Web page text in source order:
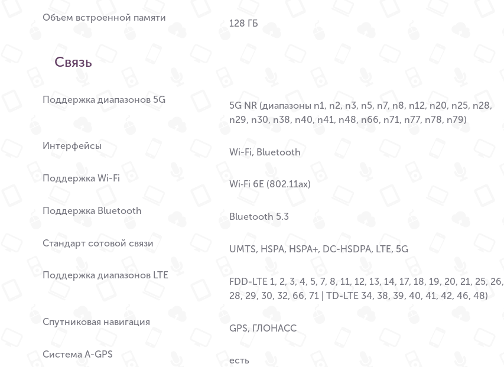
Объем встроенной памяти
128 ГБ
Связь
Поддержка диапазонов 5G
5G NR (диапазоны n1, n2, n3, n5, n7, n8, n12, n20, n25, n28,
n29, n30, n38, n40, n41, n48, n66, n71, n77, n78, n79)
Интерфейсы
Wi-Fi, Bluetooth
Поддержка Wi-Fi
Wi‑Fi 6E (802.11ax)
Поддержка Bluetooth
Bluetooth 5.3
Стандарт сотовой связи
UMTS, HSPA, HSPA+, DC-HSDPA, LTE, 5G
Поддержка диапазонов LTE
FDD-LTE 1, 2, 3, 4, 5, 7, 8, 11, 12, 13, 14, 17, 18, 19, 20, 21, 25, 26,
28, 29, 30, 32, 66, 71 | TD-LTE 34, 38, 39, 40, 41, 42, 46, 48)
Спутниковая навигация
GPS, ГЛОНАСС
Система A-GPS
есть